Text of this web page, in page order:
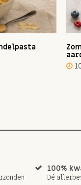
100%
Dé